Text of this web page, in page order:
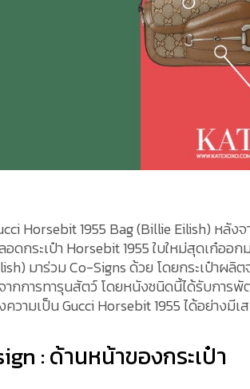
Horsebit 1955 Bag (Billie Eilish) หลังจ
ดกระเป๋า Horsebit 1955 ใบใหม่สุดเก๋ออ
มาร่วม Co-Signs ด้วย โดยกระเป๋าผ
กการทารุนสัตว์ โดยหนังชนิดนี้ได้รับการ
วามเป็น Gucci Horsebit 1955 ได้อย่างมีเ
: ด้านหน้าของกระเป๋า